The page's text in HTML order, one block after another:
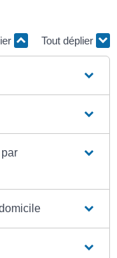
Tout déplier